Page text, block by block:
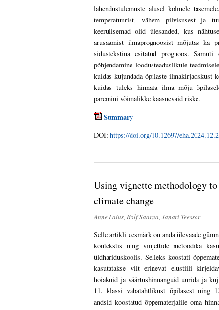
lahendustulemuste alusel kolmele
temperatuurist, vähem pilvisusest ja
keerulisemad olid ülesanded, kus
arusaamist ilmaprognoosist mõjutas ka
sidustekstina esitatud prognoos.
põhjendamine loodusteaduslikule
kuidas kujundada õpilaste ilmakirjaoskust
kuidas tuleks hinnata ilma mõju
paremini võimalikke kaasnevaid riske.
Summary
DOI:https://doi.org/10.12697/
Using vignette methodology to
climate change
Anne Laius, Rolf Saarna, Janari Teessar
Selle artikli eesmärk on anda ülevaade
kontekstis ning vinjettide metoodika
üldhariduskoolis. Selleks koostati
kasutatakse viit erinevat elustiili
hoiakuid ja väärtushinnanguid uurida ja
11. klassi vabatahtlikust õpilasest ning
andsid koostatud õppematerjalile oma